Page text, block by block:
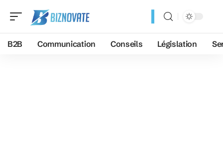
B2B Communication Conseils Législation